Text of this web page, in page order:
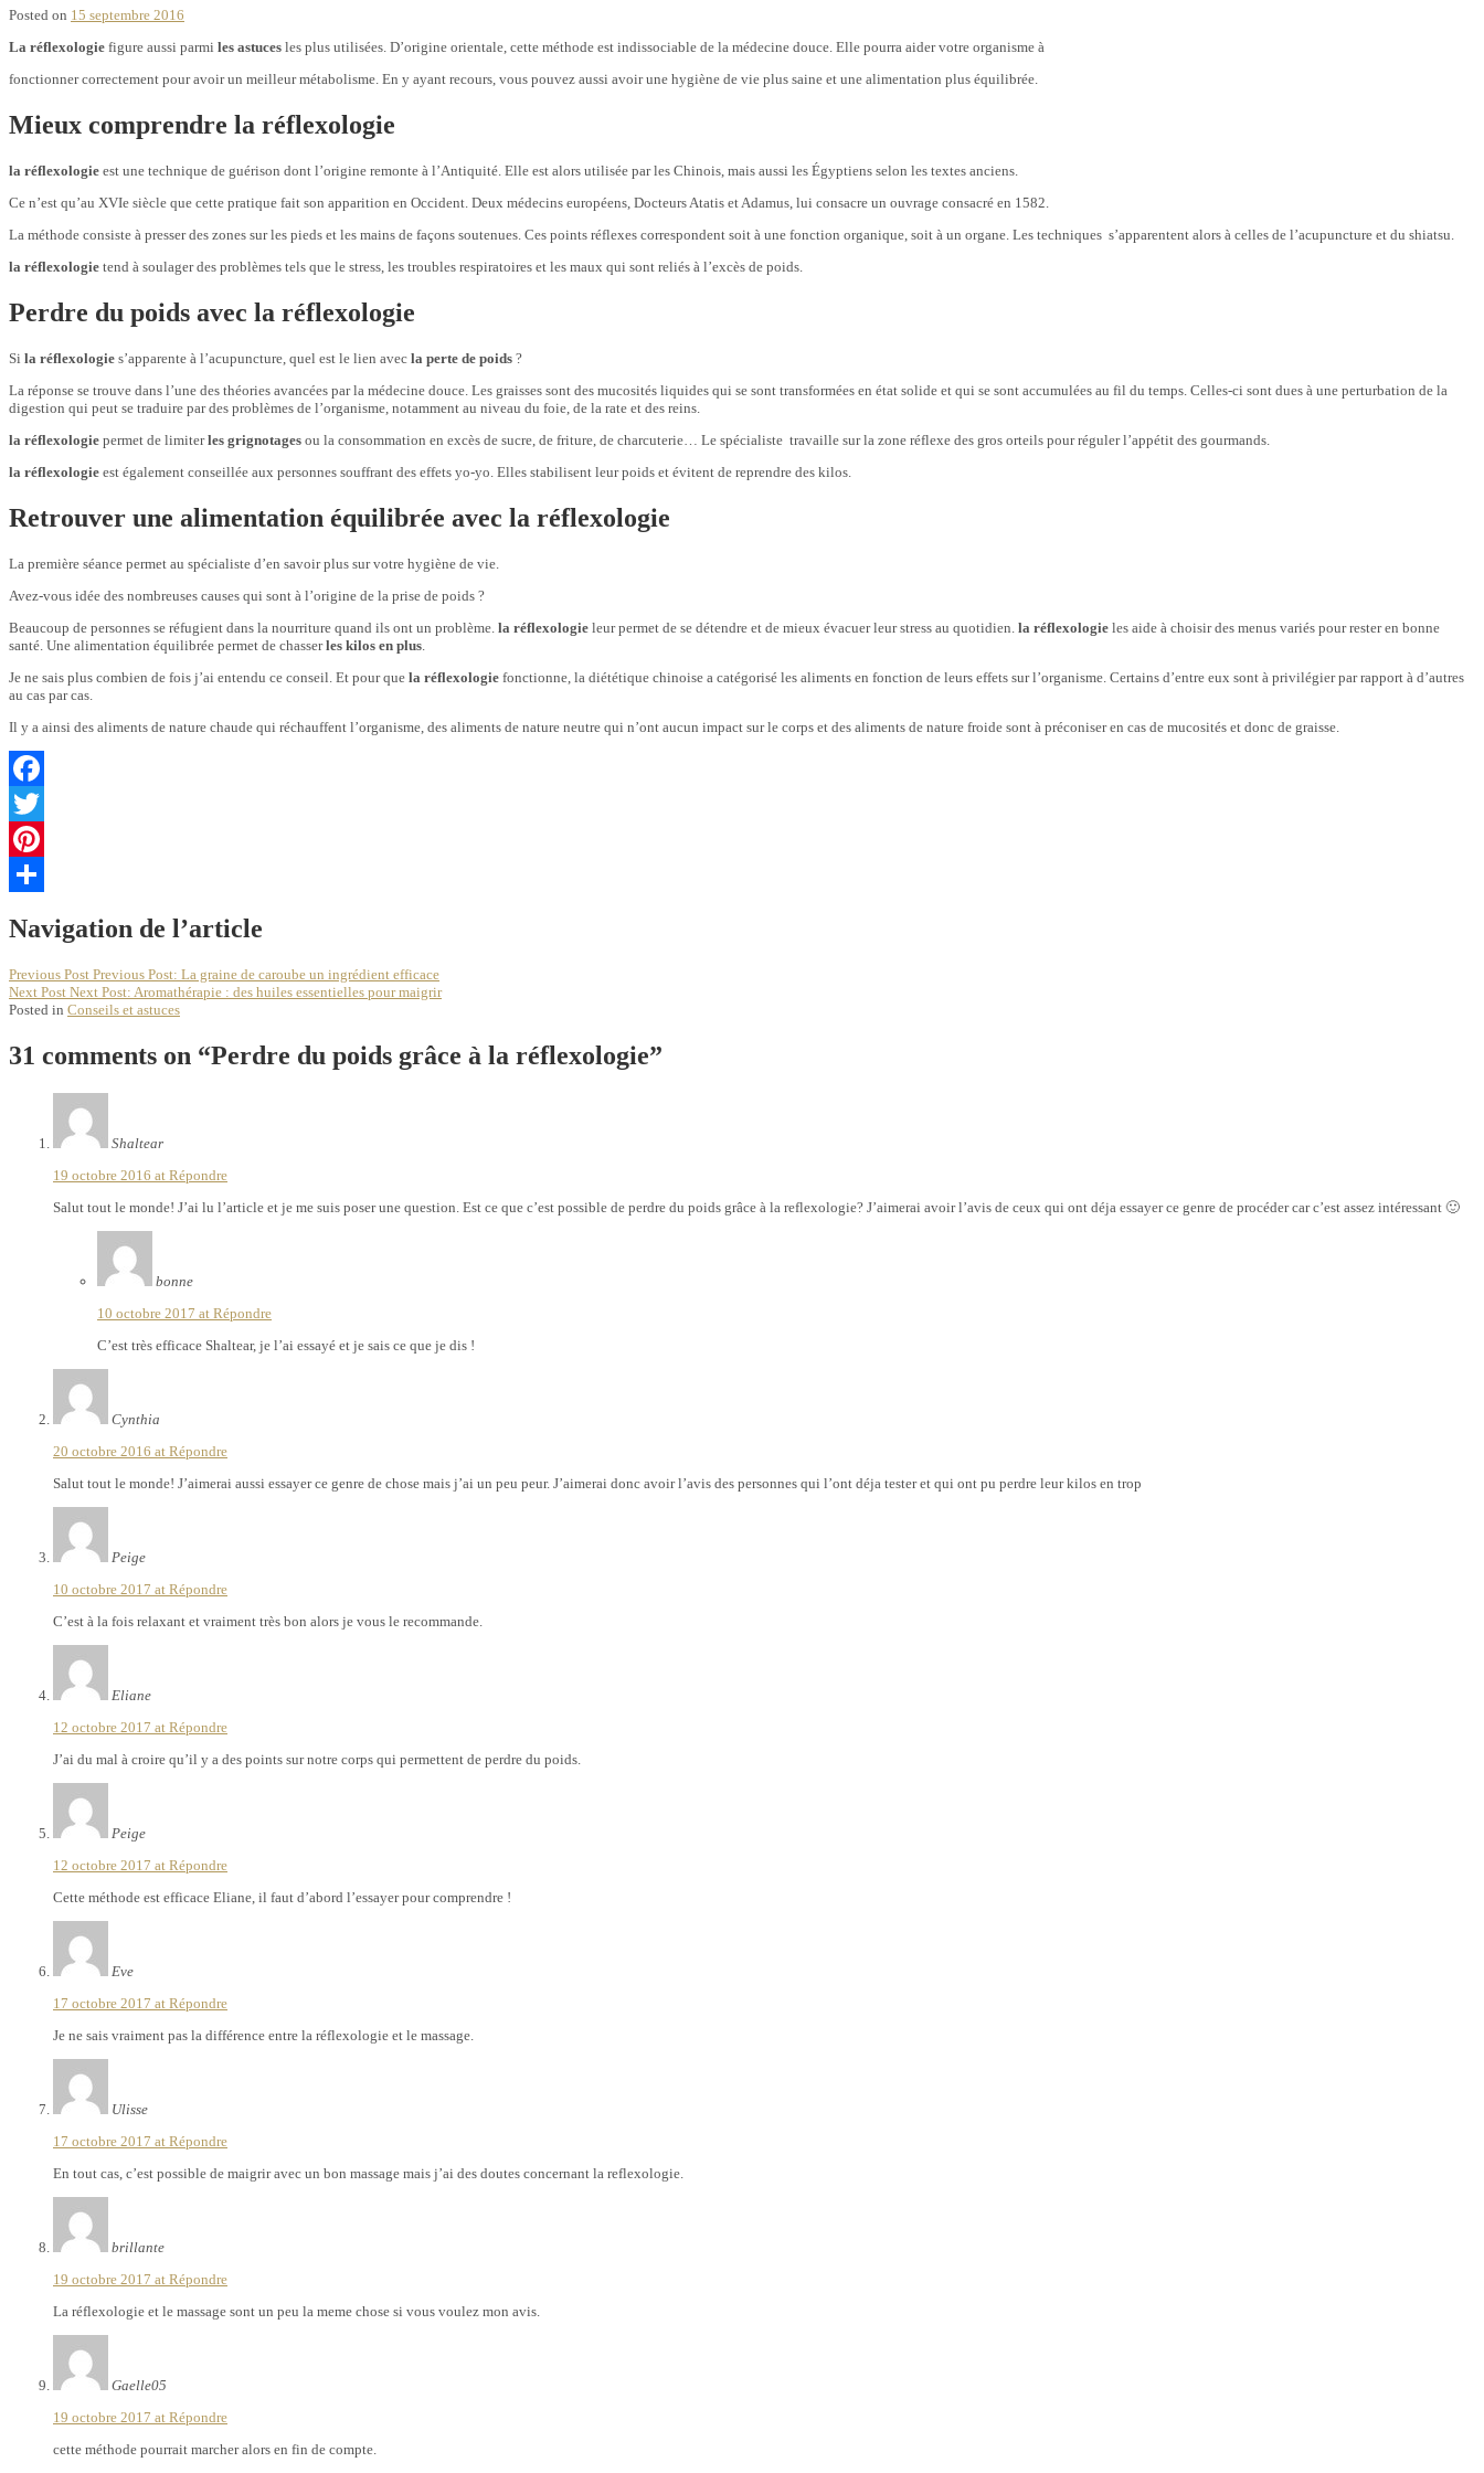
Posted on 15 septembre 2016
La réflexologie figure aussi parmi les astuces les plus utilisées. D’origine orientale, cette méthode est indissociable de la médecine douce. Elle pourra aider votre organisme à
fonctionner correctement pour avoir un meilleur métabolisme. En y ayant recours, vous pouvez aussi avoir une hygiène de vie plus saine et une alimentation plus équilibrée.
Mieux comprendre la réflexologie
la réflexologie est une technique de guérison dont l’origine remonte à l’Antiquité. Elle est alors utilisée par les Chinois, mais aussi les Égyptiens selon les textes anciens.
Ce n’est qu’au XVIe siècle que cette pratique fait son apparition en Occident. Deux médecins européens, Docteurs Atatis et Adamus, lui consacre un ouvrage consacré en 1582.
La méthode consiste à presser des zones sur les pieds et les mains de façons soutenues. Ces points réflexes correspondent soit à une fonction organique, soit à un organe. Les techniques s’apparentent alors à celles de l’acupuncture et du shiatsu.
la réflexologie tend à soulager des problèmes tels que le stress, les troubles respiratoires et les maux qui sont reliés à l’excès de poids.
Perdre du poids avec la réflexologie
Si la réflexologie s’apparente à l’acupuncture, quel est le lien avec la perte de poids ?
La réponse se trouve dans l’une des théories avancées par la médecine douce. Les graisses sont des mucosités liquides qui se sont transformées en état solide et qui se sont accumulées au fil du temps. Celles-ci sont dues à une perturbation de la
digestion qui peut se traduire par des problèmes de l’organisme, notamment au niveau du foie, de la rate et des reins.
la réflexologie permet de limiterles grignotages ou la consommation en excès de sucre, de friture, de charcuterie… Le spécialiste travaille sur la zone réflexe des gros orteils pour réguler l’appétit des gourmands.
la réflexologie est également conseillée aux personnes souffrant des effets yo-yo. Elles stabilisent leur poids et évitent de reprendre des kilos.
Retrouver une alimentation équilibrée avec la réflexologie
La première séance permet au spécialiste d’en savoir plus sur votre hygiène de vie.
Avez-vous idée des nombreuses causes qui sont à l’origine de la prise de poids ?
Beaucoup de personnes se réfugient dans la nourriture quand ils ont un problème. la réflexologie leur permet de se détendre et de mieux évacuer leur stress au quotidien. la réflexologie les aide à choisir des menus variés pour rester en bonne
santé. Une alimentation équilibrée permet de chasserles kilos en plus
Je ne sais plus combien de fois j’ai entendu ce conseil. Et pour que la réflexologie fonctionne, la diététique chinoise a catégorisé les aliments en fonction de leurs effets sur l’organisme. Certains d’entre eux sont à privilégier par rapport à d’autres
au cas par cas.
Il y a ainsi des aliments de nature chaude qui réchauffent l’organisme, des aliments de nature neutre qui n’ont aucun impact sur le corps et des aliments de nature froide sont à préconiser en cas de mucosités et donc de graisse.
Facebook
Twitter
Pinterest
Navigation de l’article
Previous Post Previous Post: La graine de caroube un ingrédient efficace
Next Post Next Post: Aromathérapie : des huiles essentielles pour maigrir
Posted in Conseils et astuces
31 comments on “Perdre du poids grâce à la réflexologie”
Shaltear
19 octobre 2016 at Répondre
Salut tout le monde! J’ai lu l’article et je me suis poser une question. Est ce que c’est possible de perdre du poids grâce à la reflexologie? J’aimerai avoir l’avis de ceux qui ont déja essayer ce genre de procéder car c’est assez intéressant 🙂
bonne
10 octobre 2017 at Répondre
C’est très efficace Shaltear, je l’ai essayé et je sais ce que je dis !
Cynthia
20 octobre 2016 at Répondre
Salut tout le monde! J’aimerai aussi essayer ce genre de chose mais j’ai un peu peur. J’aimerai donc avoir l’avis des personnes qui l’ont déja tester et qui ont pu perdre leur kilos en trop
Peige
10 octobre 2017 at Répondre
C’est à la fois relaxant et vraiment très bon alors je vous le recommande.
Eliane
12 octobre 2017 at Répondre
J’ai du mal à croire qu’il y a des points sur notre corps qui permettent de perdre du poids.
Peige
12 octobre 2017 at Répondre
Cette méthode est efficace Eliane, il faut d’abord l’essayer pour comprendre !
Eve
17 octobre 2017 at Répondre
Je ne sais vraiment pas la différence entre la réflexologie et le massage.
Ulisse
17 octobre 2017 at Répondre
En tout cas, c’est possible de maigrir avec un bon massage mais j’ai des doutes concernant la reflexologie.
brillante
19 octobre 2017 at Répondre
La réflexologie et le massage sont un peu la meme chose si vous voulez mon avis.
Gaelle05
19 octobre 2017 at Répondre
cette méthode pourrait marcher alors en fin de compte.